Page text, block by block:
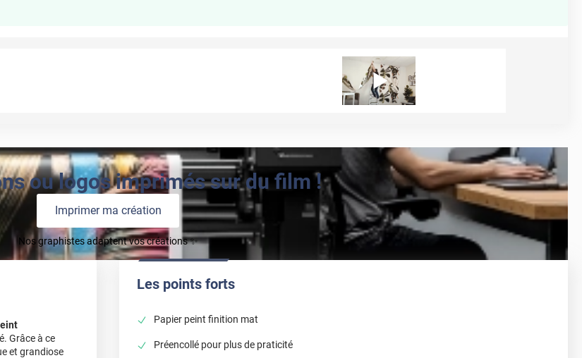
270
ou logos imprimés sur du film !
Imprimer ma création
Nos graphistes adaptent vos créations ✨
Grâce à ce
et grandiose
Les points forts
Papier peint finition mat
Préencollé pour plus de praticité